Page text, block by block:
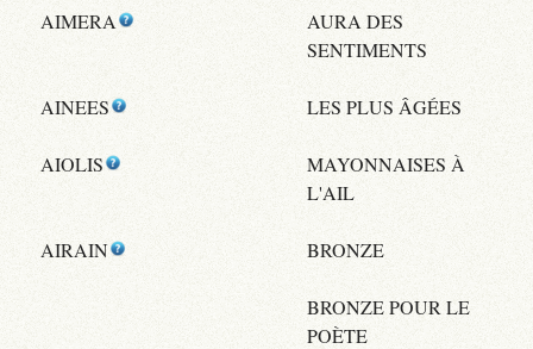
AIMERA
AURA DES
SENTIMENTS
AINEES LES PLUS ÂGÉES
AIOLIS
MAYONNAISES À
L'AIL
AIRAIN BRONZE
BRONZE POUR LE
POÈTE